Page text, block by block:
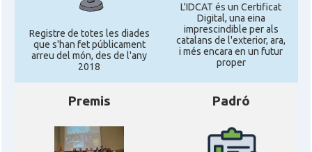
Registre de totes les diades
que s'han fet públicament
arreu del món, des de l'any
2018
L'IDCAT és un Certificat
Digital, una eina
imprescindible per als
catalans de l'exterior, ara,
i més encara en un futur
proper
Premis Padró